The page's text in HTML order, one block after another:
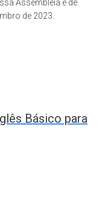
Assembleia é de
de 2023.
Básico para